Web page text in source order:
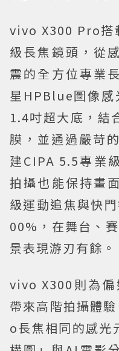
vivo X300 Pro搭
級長焦鏡頭，從
震的全方位專業
星HPBlue圖像
1.4吋超大底，
膜，並通過嚴苛
建CIPA 5.5專業
拍攝也能保持畫
級運動追焦與快
00%，在舞台、
景表現游刃有餘。
vivo X300則為偏
帶來高階拍攝體
o長焦相同的感光